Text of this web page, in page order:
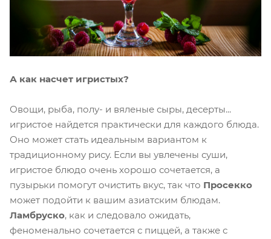
А как насчет игристых?
Овощи, рыба, полу- и вяленые сыры, десерты...
игристое найдется практически для каждого блюда.
Оно может стать идеальным вариантом к
традиционному рису. Если вы увлечены суши,
игристое блюдо очень хорошо сочетается, а
пузырьки помогут очистить вкус, так что Просекко
может подойти к вашим азиатским блюдам.
Ламбруско, как и следовало ожидать,
феноменально сочетается с пиццей, а также с